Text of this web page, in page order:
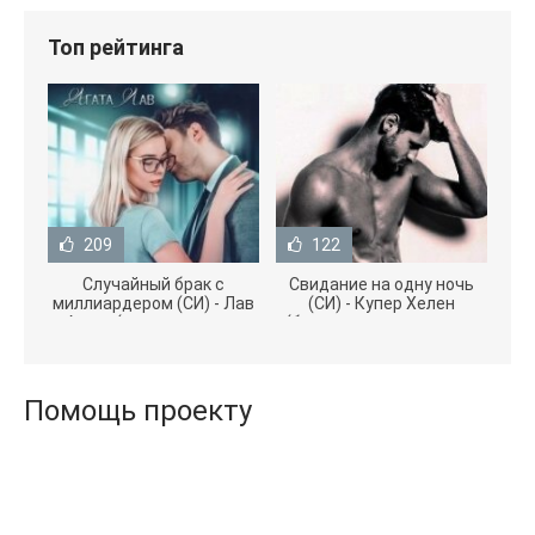
Топ рейтинга
209
Случайный брак с
миллиардером (СИ) - Лав
Агата (полная версия
122
Свидание на одну ночь
(СИ) - Купер Хелен
(бесплатные серии книг
Помощь проекту